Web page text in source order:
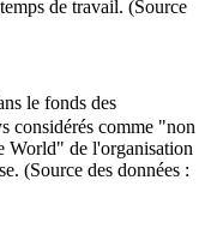
de travail. (Source
le fonds des
considérés comme "non
World" de l'organisation
(Source des données :